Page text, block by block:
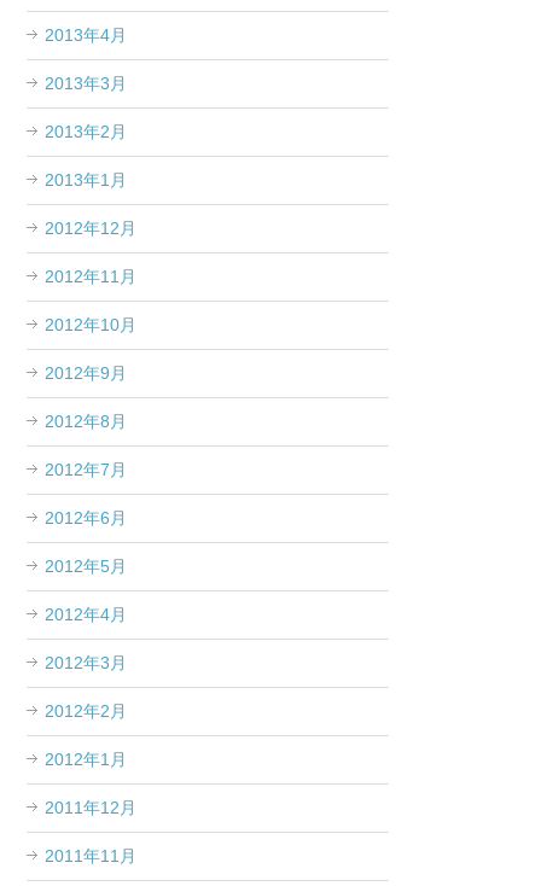
2013年4月
2013年3月
2013年2月
2013年1月
2012年12月
2012年11月
2012年10月
2012年9月
2012年8月
2012年7月
2012年6月
2012年5月
2012年4月
2012年3月
2012年2月
2012年1月
2011年12月
2011年11月